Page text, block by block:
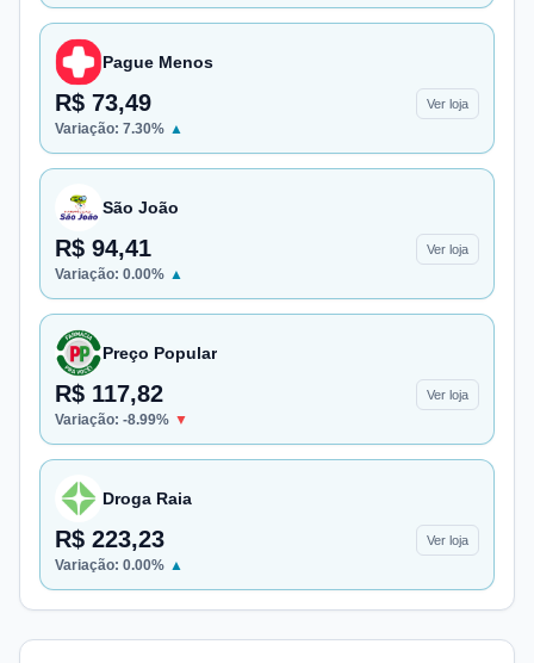
Pague Menos
R$ 73,49 Ver loja
Variação: 7.30% ▲
São João
R$ 94,41 Ver loja
Variação: 0.00% ▲
Preço Popular
R$ 117,82 Ver loja
Variação: -8.99% ▼
Droga Raia
R$ 223,23 Ver loja
Variação: 0.00% ▲